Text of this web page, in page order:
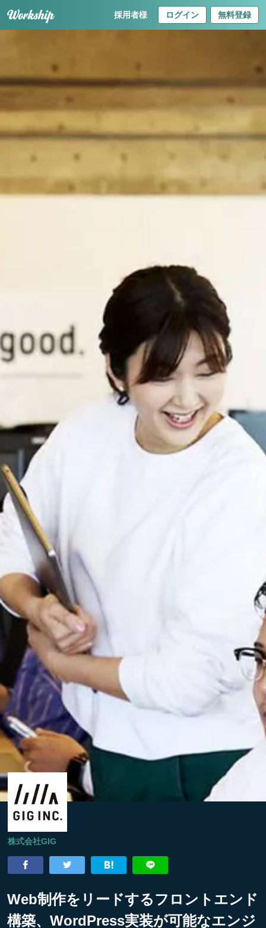
採用者様 ログイン 無料登録
株式会社GIG
Web制作をリードするフロントエンド
構築、WordPress実装が可能なエンジ